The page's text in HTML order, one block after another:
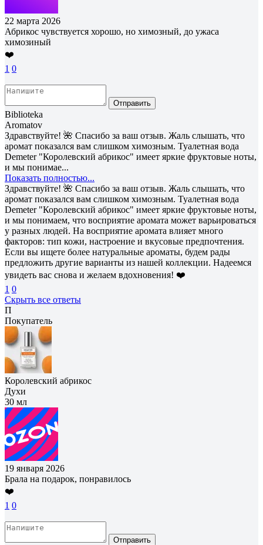
22 марта 2026
Абрикос чувствуется хорошо, но химозный, до ужаса
химозиный
❤️
1 0
Отправить
Biblioteka
Aromatov
Здравствуйте! 🌺 Спасибо за ваш отзыв. Жаль слышать, что
аромат показался вам слишком химозным. Туалетная вода
Demeter "Королевский абрикос" имеет яркие фруктовые ноты,
и мы понимае...
Показать полностью...
Здравствуйте! 🌺 Спасибо за ваш отзыв. Жаль слышать, что
аромат показался вам слишком химозным. Туалетная вода
Demeter "Королевский абрикос" имеет яркие фруктовые ноты,
и мы понимаем, что восприятие аромата может варьироваться
у разных людей. На восприятие аромата влияет много
факторов: тип кожи, настроение и вкусовые предпочтения.
Если вы ищете более натуральные ароматы, будем рады
предложить другие варианты из нашей коллекции. Надеемся
увидеть вас снова и желаем вдохновения! ❤️
1 0
Скрыть все ответы
П
Покупатель
Королевский абрикос
Духи
30 мл
19 января 2026
Брала на подарок, понравилось
❤️
1 0
Отправить